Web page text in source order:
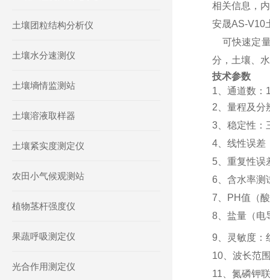
土壤团粒结构分析仪
土壤水分速测仪
土壤墒情监测站
土壤溶液取样器
土壤紧实度测定仪
农田小气候观测站
植物茎杆强度仪
果蔬呼吸测定仪
光合作用测定仪
相关信息，
安晟AS-V10
可快速定
分，土壤、
技术参数
1、 通道数
2、 量程及分
3、 稳定性：
4、 线性误差
5、 重复性误
6、 含水率测
7、
PH值（
8、 盐量（电
9、
灵敏度：
10、 波长范
11、氮磷钾